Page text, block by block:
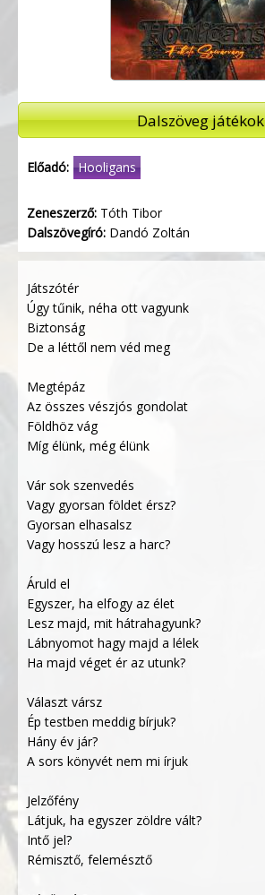
Dalszöveg játékok
Előadó: Hooligans
Zeneszerző: Tóth Tibor
Dalszövegíró: Dandó Zoltán
Játszótér
Úgy tűnik, néha ott vagyunk
Biztonság
De a léttől nem véd meg
Megtépáz
Az összes vészjós gondolat
Földhöz vág
Míg élünk, még élünk
Vár sok szenvedés
Vagy gyorsan földet érsz?
Gyorsan elhasalsz
Vagy hosszú lesz a harc?
Áruld el
Egyszer, ha elfogy az élet
Lesz majd, mit hátrahagyunk?
Lábnyomot hagy majd a lélek
Ha majd véget ér az utunk?
Választ vársz
Ép testben meddig bírjuk?
Hány év jár?
A sors könyvét nem mi írjuk
Jelzőfény
Látjuk, ha egyszer zöldre vált?
Intő jel?
Rémisztő, felemésztő